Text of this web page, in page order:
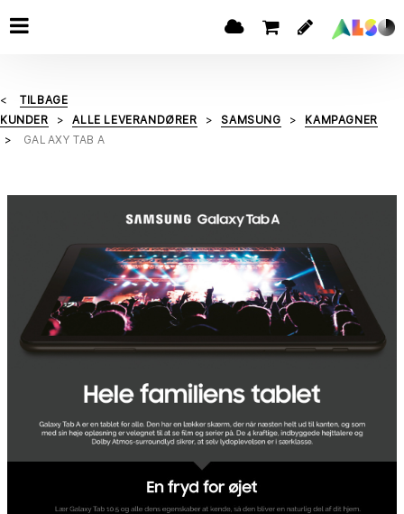
TILBAGE
KUNDER
ALLE LEVERANDØRER SAMSUNG
KAMPAGNER
GALAXY TAB A